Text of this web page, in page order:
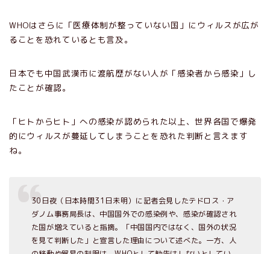
WHOはさらに「医療体制が整っていない国」にウィルスが広が
ることを恐れているとも言及。
日本でも中国武漢市に渡航歴がない人が「感染者から感染」し
たことが確認。
「ヒトからヒト」への感染が認められた以上、世界各国で爆発
的にウィルスが蔓延してしまうことを恐れた判断と言えます
ね。
30日夜（日本時間31日未明）に記者会見したテドロス・ア
ダノム事務局長は、中国国外での感染例や、感染が確認され
た国が増えていると指摘。「中国国内ではなく、国外の状況
を見て判断した」と宣言した理由について述べた。一方、人